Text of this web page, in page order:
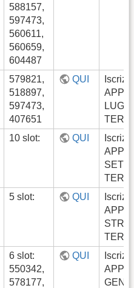
588157,
597473,
560611,
560659,
604487
579821,
518897,
597473,
407651
QUI
10 slot: QUI
5 slot: QUI
6 slot:
550342,
578177,
QUI